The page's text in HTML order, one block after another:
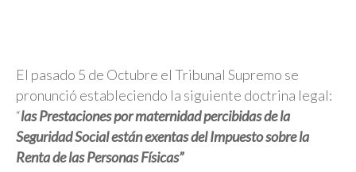
El pasado 5 de Octubre el Tribunal Supremo se
pronunció estableciendo la siguiente doctrina legal:
“las Prestaciones por maternidad percibidas de la
Seguridad Social están exentas del Impuesto sobre la
Renta de las Personas Físicas”